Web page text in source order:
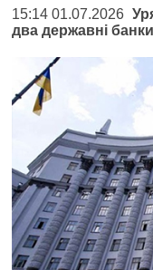
15:14 01.07.2026
два державні банки